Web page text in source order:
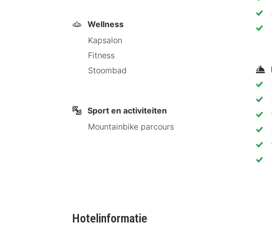
Met een verblijf bij Aparthotel Parsberg Green
km van Stone Bridge. Dit aparthotel ligt op
Dicht bij Parsberg Castle
Wellness
Kapsalon
Fitness
Stoombad
Sport en activiteiten
Mountainbike parcours
Hotelinformatie